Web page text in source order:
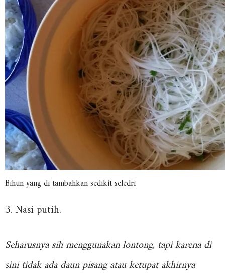
Bihun yang di tambahkan sedikit seledri
3. Nasi putih.
Seharusnya sih menggunakan lontong, tapi karena di
sini tidak ada daun pisang atau ketupat akhirnya